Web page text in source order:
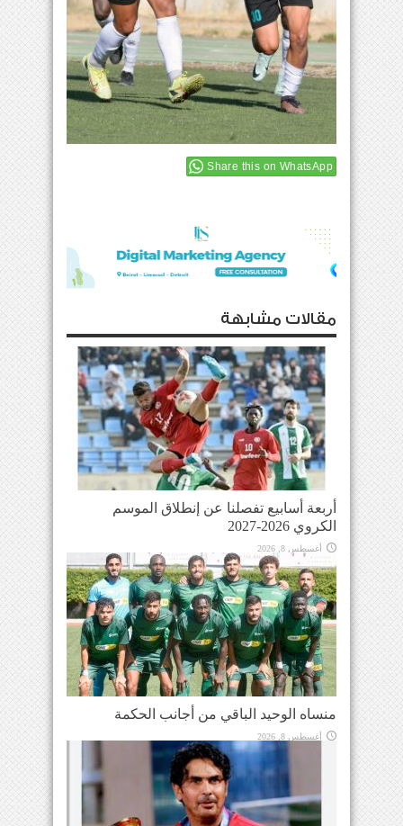
Share this on WhatsApp
مقالات مشابهة
أربعة أسابيع تفصلنا عن إنطلاق الموسم
الكروي 2026-2027
أغسطس 8, 2026
منساه الوحيد الباقي من أجانب الحكمة
أغسطس 8, 2026